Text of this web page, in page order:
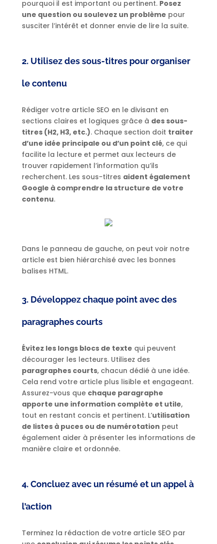
pourquoi il est important ou pertinent. Posez
une question ou soulevez un problème pour
susciter l’intérêt et donner envie de lire la suite.
2. Utilisez des sous-titres pour organiser
le contenu
Rédiger votre article SEO en le divisant en
sections claires et logiques grâce à des sous-
titres (H2, H3, etc.). Chaque section doit traiter
d’une idée principale ou d’un point clé, ce qui
facilite la lecture et permet aux lecteurs de
trouver rapidement l’information qu’ils
recherchent. Les sous-titres aident également
Google à comprendre la structure de votre
contenu.
Dans le panneau de gauche, on peut voir notre
article est bien hiérarchisé avec les bonnes
balises HTML.
3. Développez chaque point avec des
paragraphes courts
Évitez les longs blocs de texte qui peuvent
décourager les lecteurs. Utilisez des
paragraphes courts, chacun dédié à une idée.
Cela rend votre article plus lisible et engageant.
Assurez-vous que chaque paragraphe
apporte une information complète et utile,
tout en restant concis et pertinent. L’utilisation
de listes à puces ou de numérotation peut
également aider à présenter les informations de
manière claire et ordonnée.
4. Concluez avec un résumé et un appel à
l’action
Terminez la rédaction de votre article SEO par